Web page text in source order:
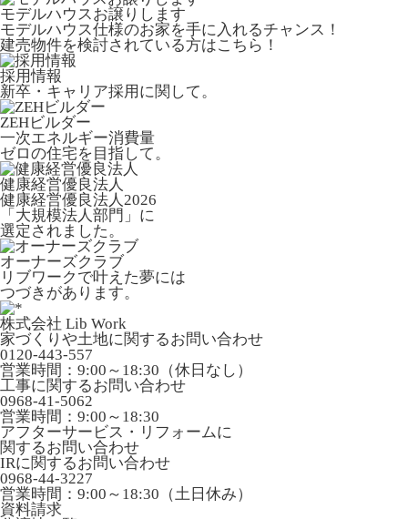
モデルハウスお譲りします
モデルハウス仕様のお家を手に入れるチャンス！
建売物件を検討されている方はこちら！
採用情報
新卒・キャリア採用に関して。
ZEHビルダー
一次エネルギー消費量
ゼロの住宅を目指して。
健康経営優良法人
健康経営優良法人2026
「大規模法人部門」に
選定されました。
オーナーズクラブ
リブワークで叶えた夢には
つづきがあります。
株式会社 Lib Work
家づくりや土地に関するお問い合わせ
0120-443-557
営業時間：9:00～18:30（休日なし）
工事に関するお問い合わせ
0968-41-5062
営業時間：9:00～18:30
アフターサービス・リフォームに
関するお問い合わせ
IRに関するお問い合わせ
0968-44-3227
営業時間：9:00～18:30（土日休み）
資料請求